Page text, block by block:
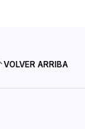
VOLVER ARRIBA